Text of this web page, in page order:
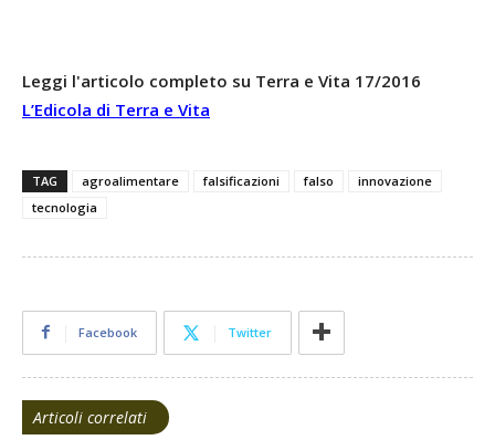
Leggi l'articolo completo su Terra e Vita 17/2016
L’Edicola di Terra e Vita
TAG agroalimentare falsificazioni falso
innovazione
tecnologia
Facebook Twitter
Articoli correlati